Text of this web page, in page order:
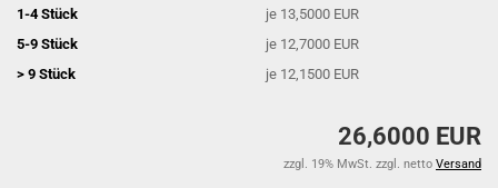
1-4 Stück
je 13,5000 EUR
5-9 Stück
je 12,7000 EUR
> 9 Stück
je 12,1500 EUR
26,6000 EUR
zzgl. 19% MwSt. zzgl. netto Versand